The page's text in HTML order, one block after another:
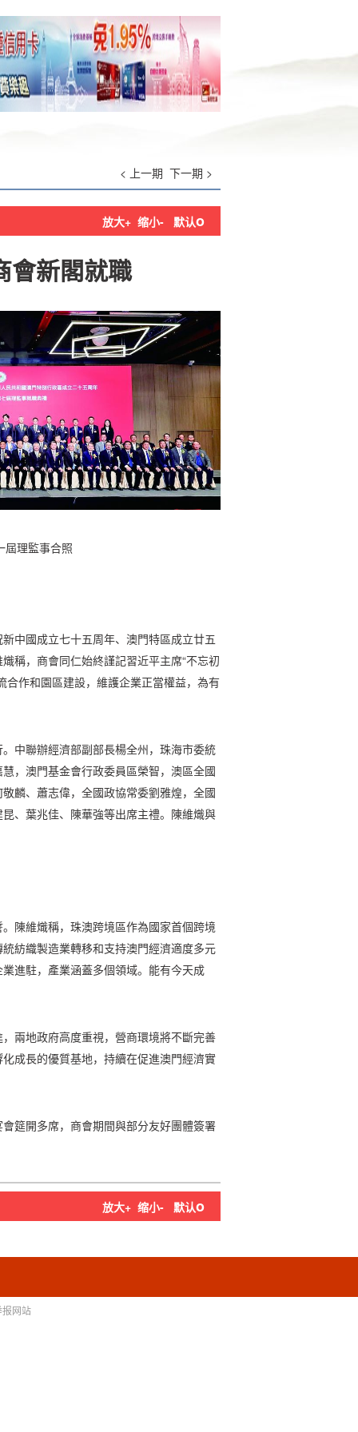
< 上一期 下一期 >
放大+ 缩小- 默认o
會新閣就職
屆理監事合照
中國成立七十五周年、澳門特區成立廿五
稱，商會同仁始終謹記習近平主席“不忘初
合作和園區建設，維護企業正當權益，為有
中聯辦經濟部副部長楊全州，珠海市委統
，澳門基金會行政委員區榮智，澳區全國
麟、蕭志偉，全國政協常委劉雅煌，全國
、葉兆佳、陳華強等出席主禮。陳維熾與
陳維熾稱，珠澳跨境區作為國家首個跨境
紡織製造業轉移和支持澳門經濟適度多元
進駐，產業涵蓋多個領域。能有今天成
兩地政府高度重視，營商環境將不斷完善
成長的優質基地，持續在促進澳門經濟實
筵開多席，商會期間與部分友好團體簽署
放大+ 缩小- 默认o
网站